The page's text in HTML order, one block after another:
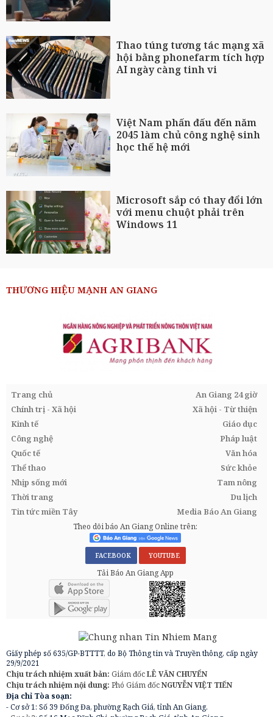
Thao túng tương tác mạng xã
hội bằng phonefarm tích hợp
AI ngày càng tinh vi
Việt Nam phấn đấu đến năm
2045 làm chủ công nghệ sinh
học thế hệ mới
Microsoft sắp có thay đổi lớn
với menu chuột phải trên
Windows 11
THƯƠNG HIỆU MẠNH AN GIANG
Trang chủ
An Giang 24 giờ
Chính trị - Xã hội
Xã hội - Từ thiện
Kinh tế
Giáo dục
Công nghệ
Pháp luật
Quốc tế
Văn hóa
Thể thao
Sức khỏe
Nhịp sống mới
Tam nông
Thời trang
Du lịch
Tin tức miền Tây
Media Báo An Giang
Theo dõi báo An Giang Online trên:
FACEBOOK YOUTUBE
Tải Báo An Giang App
Giấy phép số 635/GP-BTTTT, do Bộ Thông tin và Truyền thông, cấp ngày
29/9/2021
Chịu trách nhiệm xuất bản: Giám đốcLÊ VĂN CHUYỂN
Chịu trách nhiệm nội dung: Phó Giám đốcNGUYỄN VIỆT TIẾN
Địa chỉ Tòa soạn:
- Cơ sở 1: Số 39 Đống Đa, phường Rạch Giá, tỉnh An Giang.